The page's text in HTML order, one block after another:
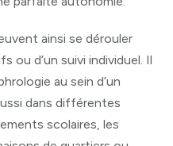
ainsi se dérouler
ou d’un suivi individuel. Il
au sein d’un
dans différentes
scolaires, les